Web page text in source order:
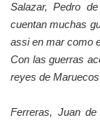
Salazar, Pedro
cuentan muchas
assi en mar como
Con las guerras
reyes de
Ferreras, Juan